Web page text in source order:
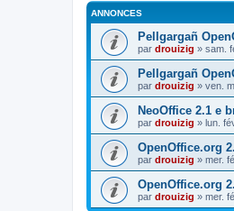
ANNONCES
Pellgargañ
par drouizig » sam.
Pellgargañ
par drouizig » ven.
NeoOffice 2.1 e
par drouizig » lun.
OpenOffice.org
par drouizig » mer.
OpenOffice.org
par drouizig » mer.